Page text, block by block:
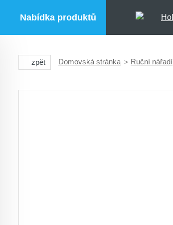
Nabídka produktů
zpět Domovská stránka Ruční nářadí